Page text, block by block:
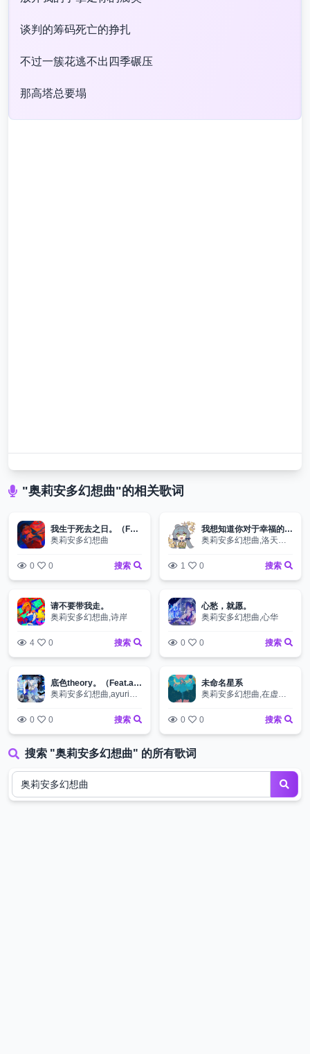
谈判的筹码死亡的挣扎
不过一簇花逃不出四季碾压
那高塔总要塌
"奥莉安多幻想曲"的相关歌词
我生于死去之日。（Feat.雨花）
奥莉安多幻想曲
0 0 搜索
我想知道你对于幸福的定义。
1 0 搜索
请不要带我走。
奥莉安多幻想曲,诗岸
4 0 搜索
心愁，就愿。
奥莉安多幻想曲,心华
0 0 搜索
底色theory。（Feat.ayuri）
0 0 搜索
未命名星系
0 0 搜索
搜索 "奥莉安多幻想曲" 的所有歌词